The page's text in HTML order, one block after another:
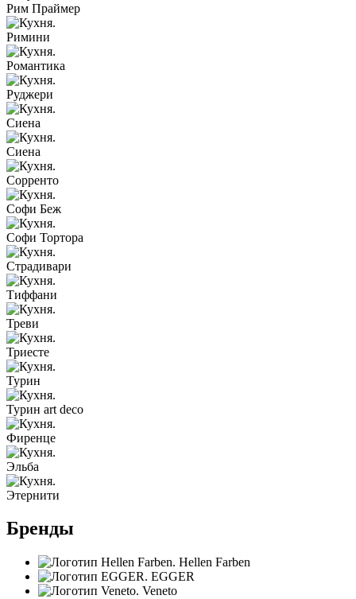
Рим Праймер
Римини
Романтика
Руджери
Сиена
Сиена
Сорренто
Софи Беж
Софи Тортора
Страдивари
Тиффани
Треви
Триесте
Турин
Турин art deco
Фиренце
Эльба
Этернити
Бренды
Hellen Farben
EGGER
Veneto